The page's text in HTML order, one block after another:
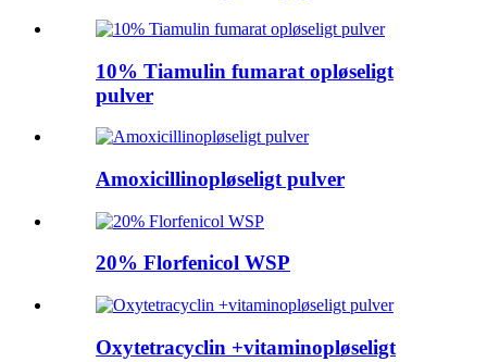
10% Tiamulin fumarat opløseligt
pulver
Amoxicillinopløseligt pulver
20% Florfenicol WSP
Oxytetracyclin +vitaminopløseligt